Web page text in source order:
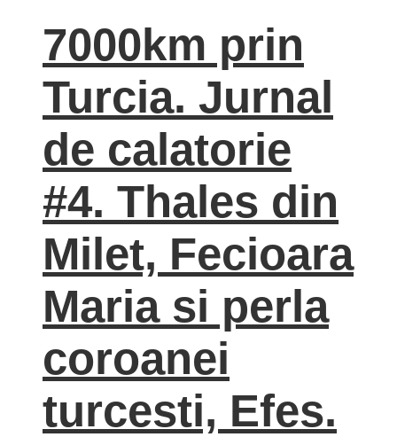
7000km prin
Turcia. Jurnal
de calatorie
#4. Thales din
Milet, Fecioara
Maria si perla
coroanei
turcesti, Efes.